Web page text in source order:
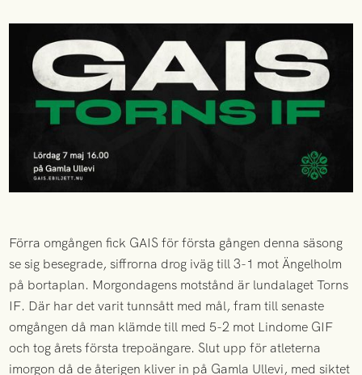
Förra omgången fick GAIS för första gången denna säsong
se sig besegrade, siffrorna drog iväg till 3-1 mot Ängelholm
på bortaplan. Morgondagens motstånd är lundalaget Torns
IF. Där har det varit tunnsått med mål, fram till senaste
omgången då man klämde till med 5-2 mot Lindome GIF
och tog årets första trepoängare. Slut upp för atleterna
imorgon då de återigen kliver in på Gamla Ullevi, med siktet